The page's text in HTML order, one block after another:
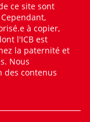
ce site sont
à copier,
l'ICB est
la paternité et
Nous
des contenus